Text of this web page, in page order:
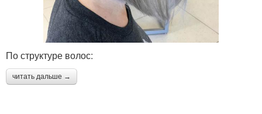
По структуре волос:
читать дальше →